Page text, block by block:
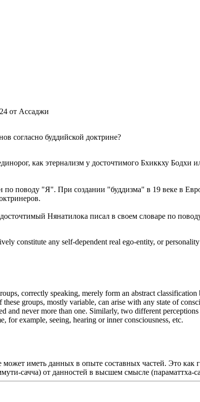
от Ассаджи
согласно буддийской доктрине?
как этернализм у досточтимого Бхиккху Бодхи
по поводу "Я". При создании "буддизма" в 19 веке в
Нянатилока писал в своем словаре по
constitute any self-dependent real ego-entity, or
correctly speaking, merely form an abstract
groups, mostly variable, can arise with any state of
and never more than one. Similarly, two different
for example, seeing, hearing or inner consciousness, etc.
иметь данных в опыте составных частей. Это как
сачча) от данностей в высшем смысле (параматтха-